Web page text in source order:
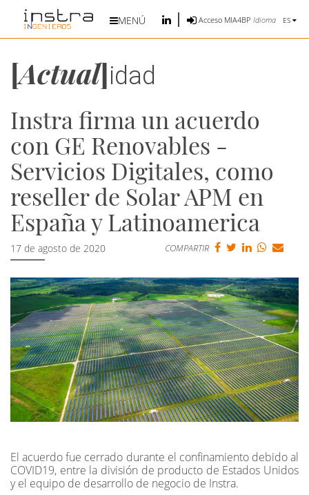
MENÚ Acceso MIA4BP Idioma ES
[Actual]idad
Instra firma un acuerdo
con GE Renovables -
Servicios Digitales, como
reseller de Solar APM en
España y Latinoamerica
17 de agosto de 2020 COMPARTIR
El acuerdo fue cerrado durante el confinamiento debido al
COVID19, entre la división de producto de Estados Unidos
y el equipo de desarrollo de negocio de Instra.